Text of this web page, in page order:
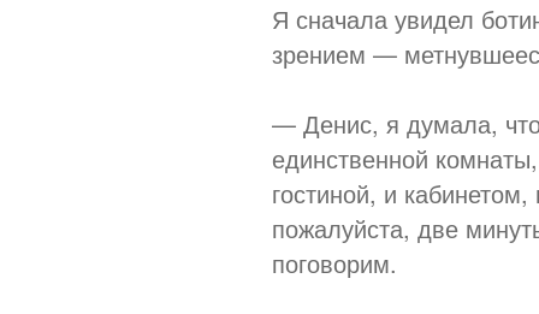
Я сначала увидел
зрением —
— Денис, я думала,
единственной
гостиной, и
пожалуйста, две
поговорим.